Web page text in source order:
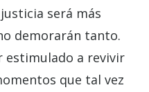
será más
demorarán tanto.
estimulado a revivir
que tal vez